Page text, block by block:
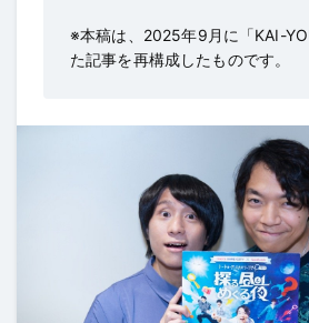
※本稿は、2025年9月に「KAI-
た記事を再構成したものです。